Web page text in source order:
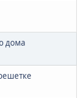
дома